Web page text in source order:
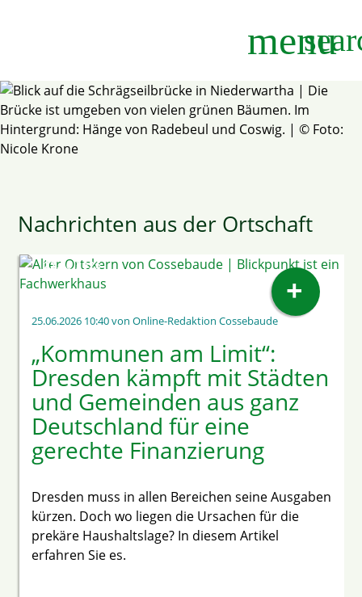
menu
Suchbegriffe SUCHEN
Nachrichten aus der Ortschaft
22.06.2026
25.06.2026 10:40von Online-Redaktion Cossebaude
„Kommunen am Limit“:
Dresden kämpft mit Städten
und Gemeinden aus ganz
Deutschland für eine
gerechte Finanzierung
Dresden muss in allen Bereichen seine Ausgaben
kürzen. Doch wo liegen die Ursachen für die
prekäre Haushaltslage? In diesem Artikel
erfahren Sie es.
+